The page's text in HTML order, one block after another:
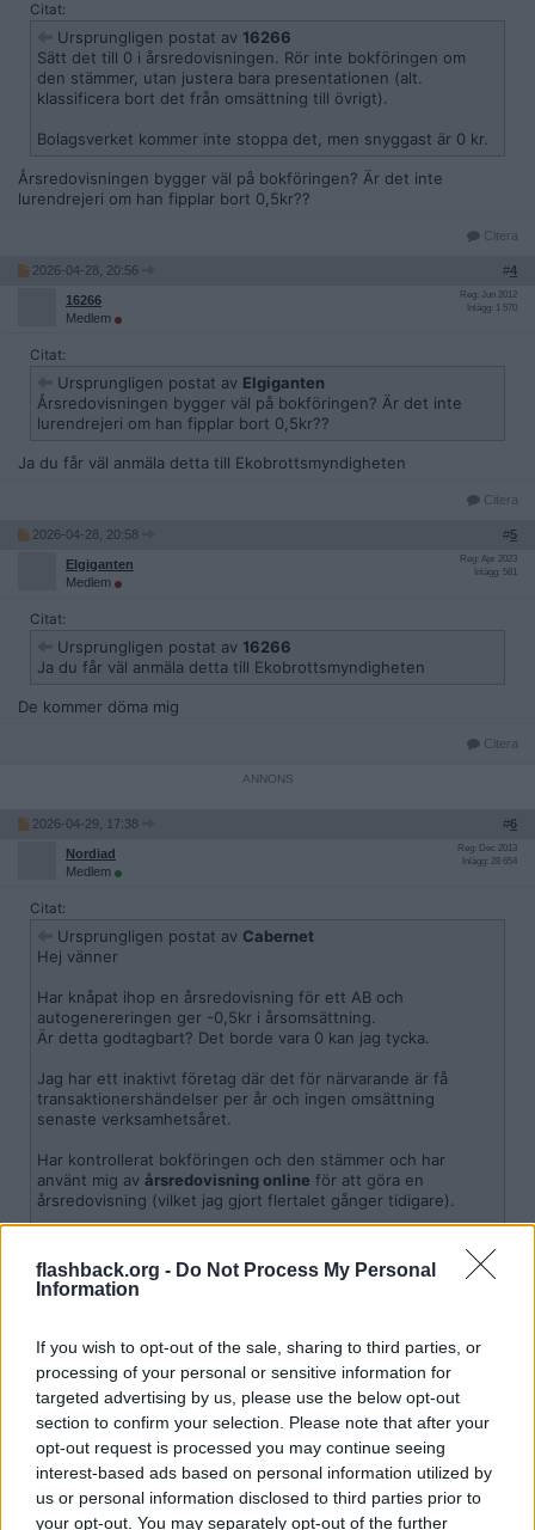
flashback.org - Do Not Process My Personal
Information
If you wish to opt-out of the sale, sharing to third parties, or
processing of your personal or sensitive information for
targeted advertising by us, please use the below opt-out
section to confirm your selection. Please note that after your
opt-out request is processed you may continue seeing
interest-based ads based on personal information utilized by
us or personal information disclosed to third parties prior to
your opt-out. You may separately opt-out of the further
Citat:
Ursprungligen postat av 16266
Sätt det till 0 i årsredovisningen. Rör inte bokföringen om
den stämmer, utan justera bara presentationen (alt.
klassificera bort det från omsättning till övrigt).
Bolagsverket kommer inte stoppa det, men snyggast är 0 kr.
Årsredovisningen bygger väl på bokföringen? Är det inte
lurendrejeri om han fipplar bort 0,5kr??
Citera
2026-04-28, 20:56 #4
16266
Medlem
Reg: Jun 2012
Inlägg: 1 570
Citat:
Ursprungligen postat av EIgiganten
Årsredovisningen bygger väl på bokföringen? Är det inte
lurendrejeri om han fipplar bort 0,5kr??
Ja du får väl anmäla detta till Ekobrottsmyndigheten
Citera
2026-04-28, 20:58 #5
EIgiganten
Medlem
Reg: Apr 2023
Inlägg: 581
Citat:
Ursprungligen postat av 16266
Ja du får väl anmäla detta till Ekobrottsmyndigheten
De kommer döma mig
Citera
2026-04-29, 17:38 #6
Nordiad
Medlem
Reg: Dec 2013
Inlägg: 28 654
Citat:
Ursprungligen postat av Cabernet
Hej vänner
Har knåpat ihop en årsredovisning för ett AB och
autogenereringen ger -0,5kr i årsomsättning.
Är detta godtagbart? Det borde vara 0 kan jag tycka.
Jag har ett inaktivt företag där det för närvarande är få
transaktionershändelser per år och ingen omsättning
senaste verksamhetsåret.
Har kontrollerat bokföringen och den stämmer och har
använt mig av årsredovisning online för att göra en
årsredovisning (vilket jag gjort flertalet gånger tidigare).
härleds till någon öresutjämning i bokföringen.
Ska jag rätta detta manuellt till 0kr eller går det att skicka in
det som det är?
korrigerar i redovisningen kan det bli fel som fortplantar sig...
Några råd?
…[ Visa mer ]
2026-04-30, 14:59
laxsill
Medlem
Reg: Aug 2011
Om du inte har någon omsättning men en öresavrunding på 50
öre så flytta avrundningen antingen till ett kostnadskonto eller
koppla bara om 3740 till kostnadssidan i bokslutsprogrammet.